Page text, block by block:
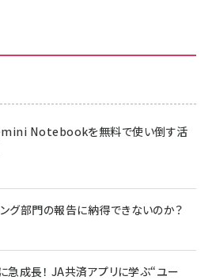
Notebookを無料で使い倒す活
グ部門の報告に納得できないのか？
急成長！ JA共済アプリに学ぶ“ユー